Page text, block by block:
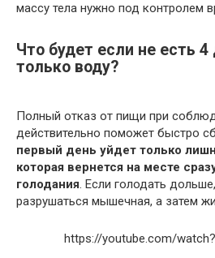
массу тела нужно под контролем
Что будет если не есть 4
только воду?
Полный отказ от пищи при
действительно поможет быстро
первый день уйдет только
которая вернется на месте
голодания. Если голодать
разрушаться мышечная, а затем
https://youtube.com/